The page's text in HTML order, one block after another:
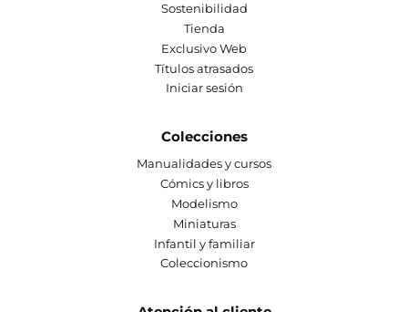
Sostenibilidad
Tienda
Exclusivo Web
Títulos atrasados
Iniciar sesión
Colecciones
Manualidades y cursos
Cómics y libros
Modelismo
Miniaturas
Infantil y familiar
Coleccionismo